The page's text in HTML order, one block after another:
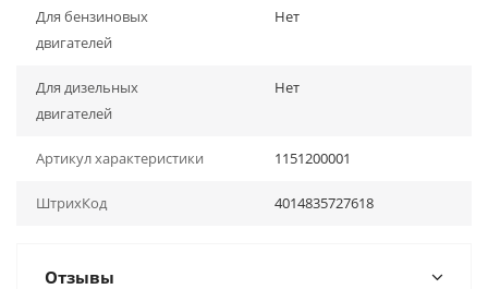
Для бензиновых
двигателей
Нет
Для дизельных
двигателей
Нет
Артикул характеристики 1151200001
ШтрихКод 4014835727618
Отзывы